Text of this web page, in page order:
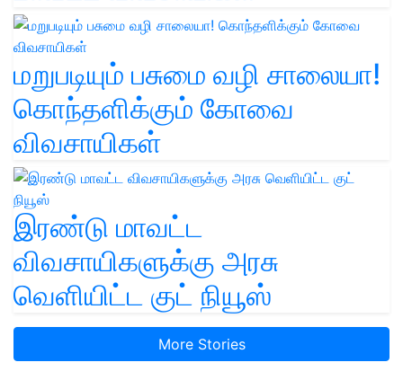
மறுபடியும் பசுமை வழி சாலையா!
கொந்தளிக்கும் கோவை
விவசாயிகள்
இரண்டு மாவட்ட
விவசாயிகளுக்கு அரசு
வெளியிட்ட குட் நியூஸ்
More Stories